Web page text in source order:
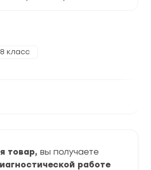
8 класс
товар, вы получаете
работе